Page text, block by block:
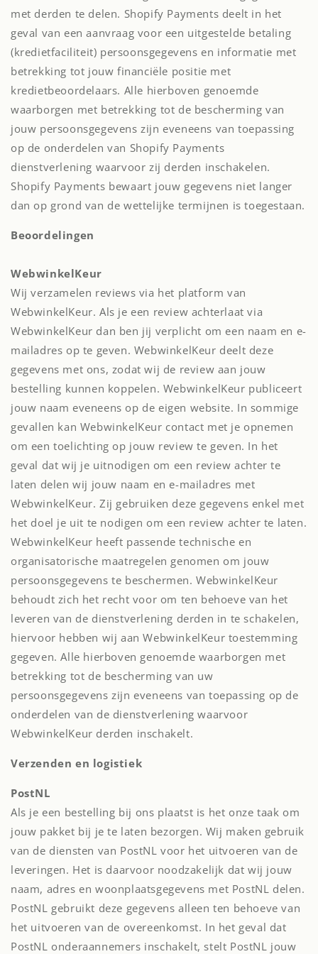
met derden te delen. Shopify Payments deelt in het
geval van een aanvraag voor een uitgestelde betaling
(kredietfaciliteit) persoonsgegevens en informatie met
betrekking tot jouw financiële positie met
kredietbeoordelaars. Alle hierboven genoemde
waarborgen met betrekking tot de bescherming van
jouw persoonsgegevens zijn eveneens van toepassing
op de onderdelen van Shopify Payments
dienstverlening waarvoor zij derden inschakelen.
Shopify Payments bewaart jouw gegevens niet langer
dan op grond van de wettelijke termijnen is toegestaan.
Beoordelingen
WebwinkelKeur
Wij verzamelen reviews via het platform van
WebwinkelKeur. Als je een review achterlaat via
WebwinkelKeur dan ben jij verplicht om een naam en e-
mailadres op te geven. WebwinkelKeur deelt deze
gegevens met ons, zodat wij de review aan jouw
bestelling kunnen koppelen. WebwinkelKeur publiceert
jouw naam eveneens op de eigen website. In sommige
gevallen kan WebwinkelKeur contact met je opnemen
om een toelichting op jouw review te geven. In het
geval dat wij je uitnodigen om een review achter te
laten delen wij jouw naam en e-mailadres met
WebwinkelKeur. Zij gebruiken deze gegevens enkel met
het doel je uit te nodigen om een review achter te laten.
WebwinkelKeur heeft passende technische en
organisatorische maatregelen genomen om jouw
persoonsgegevens te beschermen. WebwinkelKeur
behoudt zich het recht voor om ten behoeve van het
leveren van de dienstverlening derden in te schakelen,
hiervoor hebben wij aan WebwinkelKeur toestemming
gegeven. Alle hierboven genoemde waarborgen met
betrekking tot de bescherming van uw
persoonsgegevens zijn eveneens van toepassing op de
onderdelen van de dienstverlening waarvoor
WebwinkelKeur derden inschakelt.
Verzenden en logistiek
PostNL
Als je een bestelling bij ons plaatst is het onze taak om
jouw pakket bij je te laten bezorgen. Wij maken gebruik
van de diensten van PostNL voor het uitvoeren van de
leveringen. Het is daarvoor noodzakelijk dat wij jouw
naam, adres en woonplaatsgegevens met PostNL delen.
PostNL gebruikt deze gegevens alleen ten behoeve van
het uitvoeren van de overeenkomst. In het geval dat
PostNL onderaannemers inschakelt, stelt PostNL jouw